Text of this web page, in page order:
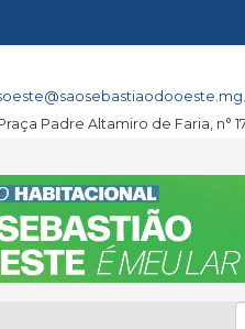
Padre Altamiro de Faria, n°